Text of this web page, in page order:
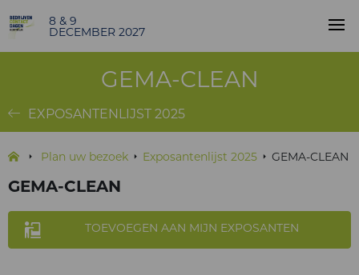
8 & 9
DECEMBER 2027
GEMA-CLEAN
EXPOSANTENLIJST 2025
Plan uw bezoek Exposantenlijst 2025 GEMA-CLEAN
GEMA-CLEAN
TOEVOEGEN AAN MIJN EXPOSANTEN